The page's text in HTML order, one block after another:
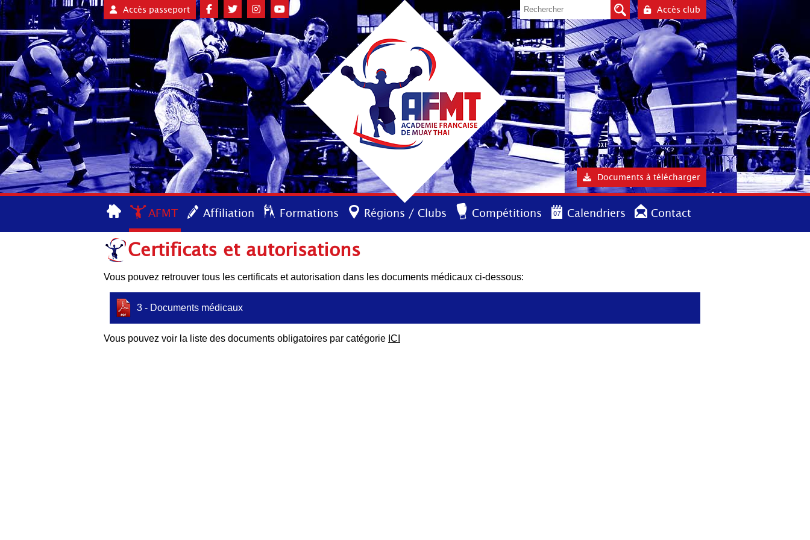
Accès passeport Accès club
Documents à télécharger
AFMT Affiliation Formations Régions / Clubs Compétitions Calendriers Contact
Certificats et autorisations
Vous pouvez retrouver tous les certificats et autorisation dans les documents médicaux ci-dessous:
3 - Documents médicaux
Vous pouvez voir la liste des documents obligatoires par catégorie ICI